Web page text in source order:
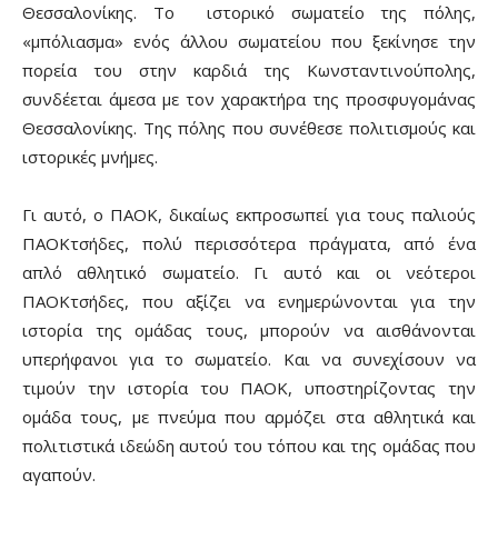
Θεσσαλονίκης. Το ιστορικό σωματείο της πόλης,
«μπόλιασμα» ενός άλλου σωματείου που ξεκίνησε την
πορεία του στην καρδιά της Κωνσταντινούπολης,
συνδέεται άμεσα με τον χαρακτήρα της προσφυγομάνας
Θεσσαλονίκης. Της πόλης που συνέθεσε πολιτισμούς και
ιστορικές μνήμες.
Γι αυτό, ο ΠΑΟΚ, δικαίως εκπροσωπεί για τους παλιούς
ΠΑΟΚτσήδες, πολύ περισσότερα πράγματα, από ένα
απλό αθλητικό σωματείο. Γι αυτό και οι νεότεροι
ΠΑΟΚτσήδες, που αξίζει να ενημερώνονται για την
ιστορία της ομάδας τους, μπορούν να αισθάνονται
υπερήφανοι για το σωματείο. Και να συνεχίσουν να
τιμούν την ιστορία του ΠΑΟΚ, υποστηρίζοντας την
ομάδα τους, με πνεύμα που αρμόζει στα αθλητικά και
πολιτιστικά ιδεώδη αυτού του τόπου και της ομάδας που
αγαπούν.